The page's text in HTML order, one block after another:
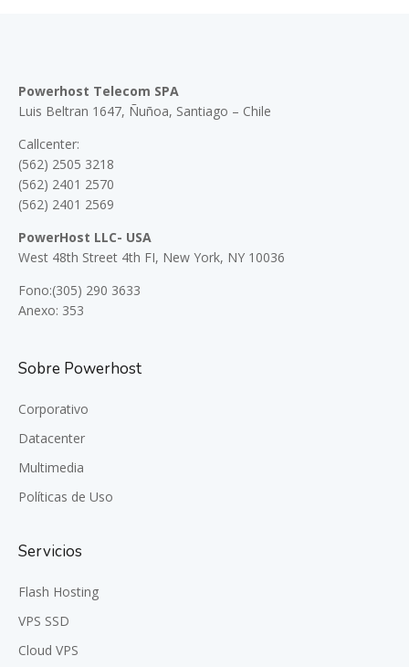
Powerhost Telecom SPA
Luis Beltran 1647, Ñuñoa, Santiago – Chile
Callcenter:
(562) 2505 3218
(562) 2401 2570
(562) 2401 2569
PowerHost LLC- USA
West 48th Street 4th FI, New York, NY 10036
Fono:(305) 290 3633
Anexo: 353
Sobre Powerhost
Corporativo
Datacenter
Multimedia
Políticas de Uso
Servicios
Flash Hosting
VPS SSD
Cloud VPS